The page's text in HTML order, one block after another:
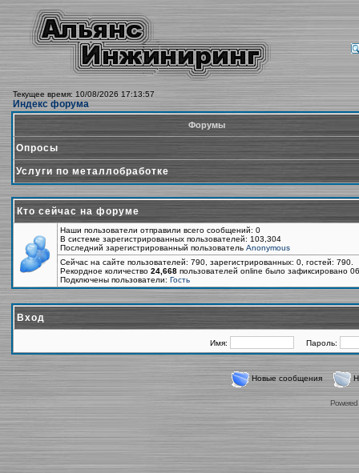
Текущее время: 10/08/2026 17:13:57
Индекс форума
Форумы
Опросы
Услуги по металлобработке
Кто сейчас на форуме
Наши пользователи отправили всего сообщений: 0
В системе зарегистрированных пользователей: 103,304
Последний зарегистрированный пользователь Anonymous
Сейчас на сайте пользователей: 790, зарегистрированных: 0, гостей:
Рекордное количество 24,668 пользователей online было зафиксировано
Подключены пользователи: Гость
Вход
Имя: Пароль:
Новые сообщения